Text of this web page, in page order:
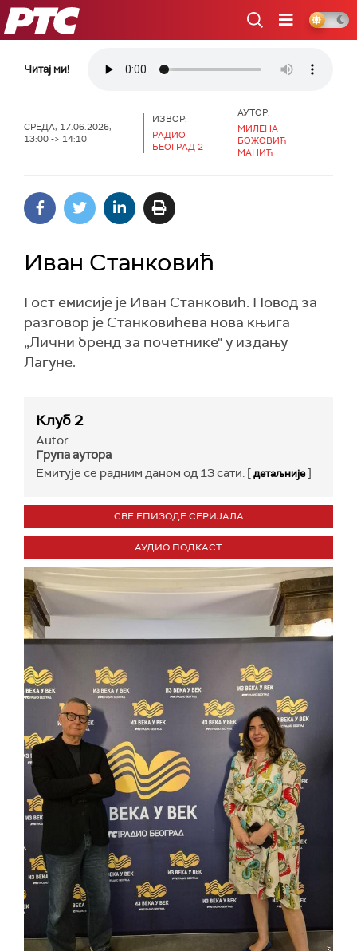
РТС
Читај ми!
СРЕДА, 17.06.2026,
13:00 -> 14:10
ИЗВОР:
РАДИО
БЕОГРАД 2
АУТОР:
МИЛЕНА
БОЖОВИЋ
МАНИЋ
Иван Станковић
Гост емисије је Иван Станковић. Повод за
разговор је Станковићева нова књига
„Лични бренд за почетнике" у издању
Лагуне.
Клуб 2
Autor:
Група аутора
Емитује се радним даном од 13 сати. [детаљније]
СВЕ ЕПИЗОДЕ СЕРИЈАЛА
АУДИО ПОДКАСТ